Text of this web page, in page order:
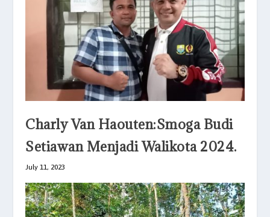
Charly Van Haouten:Smoga Budi
Setiawan Menjadi Walikota 2024.
July 11, 2023